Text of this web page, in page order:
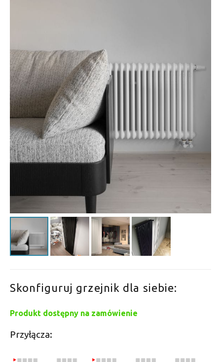
Skonfiguruj grzejnik dla siebie:
Produkt dostępny na zamówienie
Przyłącza: